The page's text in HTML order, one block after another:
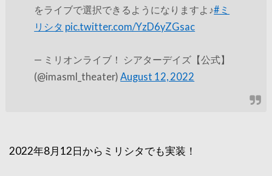
をライブで選択できるようになりますよ♪#ミ
リシタ pic.twitter.com/YzD6yZGsac
— ミリオンライブ！ シアターデイズ【公式】
(@imasml_theater)August 12, 2022
2022年8月12日からミリシタでも実装！